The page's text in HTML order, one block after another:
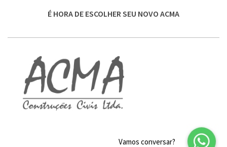
É HORA DE ESCOLHER SEU NOVO ACMA